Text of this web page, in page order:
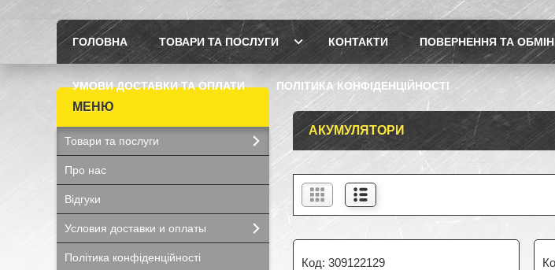
ГОЛОВНА ТОВАРИ ТА ПОСЛУГИ КОНТАКТИ ПОВЕРНЕННЯ ТА ОБМІН
УМОВИ ДОСТАВКИ ТА ОПЛАТИ ПОЛІТИКА КОНФІДЕНЦІЙНОСТІ
АКУМУЛЯТОРИ
309122129
Товари та послуги
Про нас
Відгуки
Условия доставки и оплаты
Політика конфіденційності